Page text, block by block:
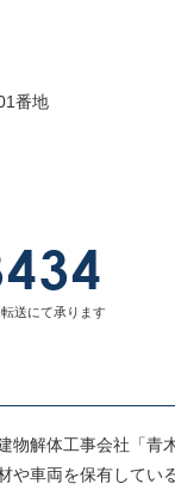
番地
送にて承ります
物解体工事会社「青
や車両を保有してい